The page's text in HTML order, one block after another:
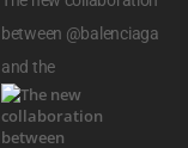
between @balenciaga
and the